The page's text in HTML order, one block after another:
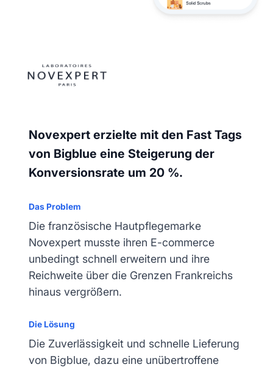
Novexpert erzielte mit den Fast Tags
von Bigblue eine Steigerung der
Konversionsrate um 20 %.
Das Problem
Die französische Hautpflegemarke
Novexpert musste ihren E-commerce
unbedingt schnell erweitern und ihre
Reichweite über die Grenzen Frankreichs
hinaus vergrößern.
Die Lösung
Die Zuverlässigkeit und schnelle Lieferung
von Bigblue, dazu eine unübertroffene